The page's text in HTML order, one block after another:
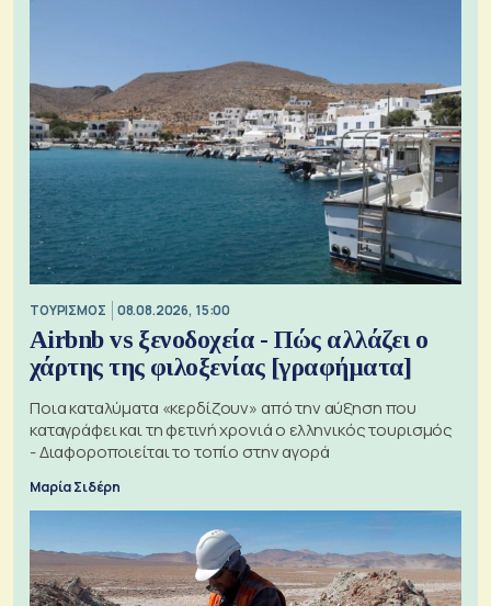
ΤΟΥΡΙΣΜΟΣ 08.08.2026, 15:00
Airbnb vs ξενοδοχεία - Πώς αλλάζει ο
χάρτης της φιλοξενίας [γραφήματα]
Ποια καταλύματα «κερδίζουν» από την αύξηση που
καταγράφει και τη φετινή χρονιά ο ελληνικός τουρισμός
- Διαφοροποιείται το τοπίο στην αγορά
Μαρία Σιδέρη